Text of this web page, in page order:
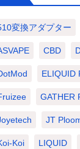
変換アダプター
CBD
ELIQUID
GATHER
JT
Koi LIQUID